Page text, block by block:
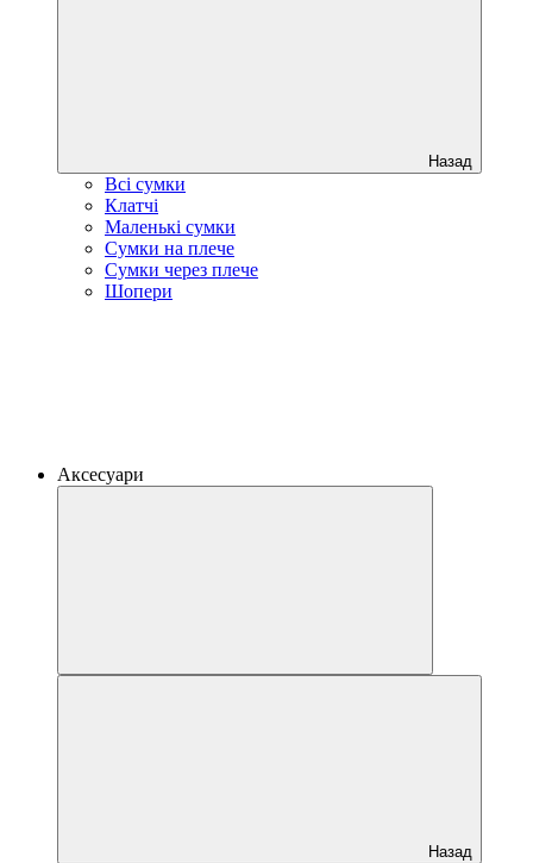
Назад
Всі сумки
Клатчі
Маленькі сумки
Сумки на плече
Сумки через плече
Шопери
Аксесуари
Назад